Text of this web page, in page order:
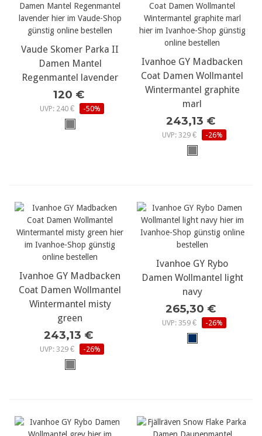
Vaude Skomer Parka II
Damen Mantel
Regenmantel lavender
120 €
UVP: 240 € -50%
Ivanhoe GY Madbacken
Coat Damen Wollmantel
Wintermantel graphite
marl
243,13 €
UVP: 329 € -26%
Ivanhoe GY Madbacken
Coat Damen Wollmantel
Wintermantel misty
green
243,13 €
UVP: 329 € -26%
Ivanhoe GY Rybo
Damen Wollmantel light
navy
265,30 €
UVP: 359 € -26%